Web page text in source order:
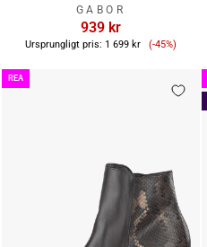
GABOR
939 kr
Ursprungligt pris: 1 699 kr Reapris
(-45%)
REA